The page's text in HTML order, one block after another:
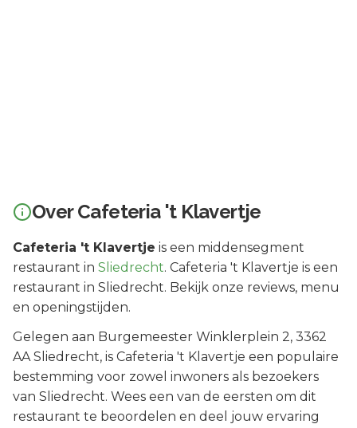
OverCafeteria 't Klavertje
Cafeteria 't Klavertje is een middensegment
restaurant in Sliedrecht. Cafeteria 't Klavertje is een
restaurant in Sliedrecht. Bekijk onze reviews, menu
en openingstijden.
Gelegen aan Burgemeester Winklerplein 2, 3362
AA Sliedrecht, is Cafeteria 't Klavertje een populaire
bestemming voor zowel inwoners als bezoekers
van Sliedrecht. Wees een van de eersten om dit
restaurant te beoordelen en deel jouw ervaring